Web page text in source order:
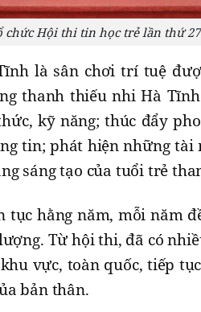
chức Hội thi tin học trẻ lần thứ 27
là sân chơi trí tuệ
thanh thiếu nhi Hà
kỹ năng; thúc đẩy
tin; phát hiện những tài
sáng tạo của tuổi trẻ
hằng năm, mỗi năm
Từ hội thi, đã có
vực, toàn quốc, tiếp
bản thân.